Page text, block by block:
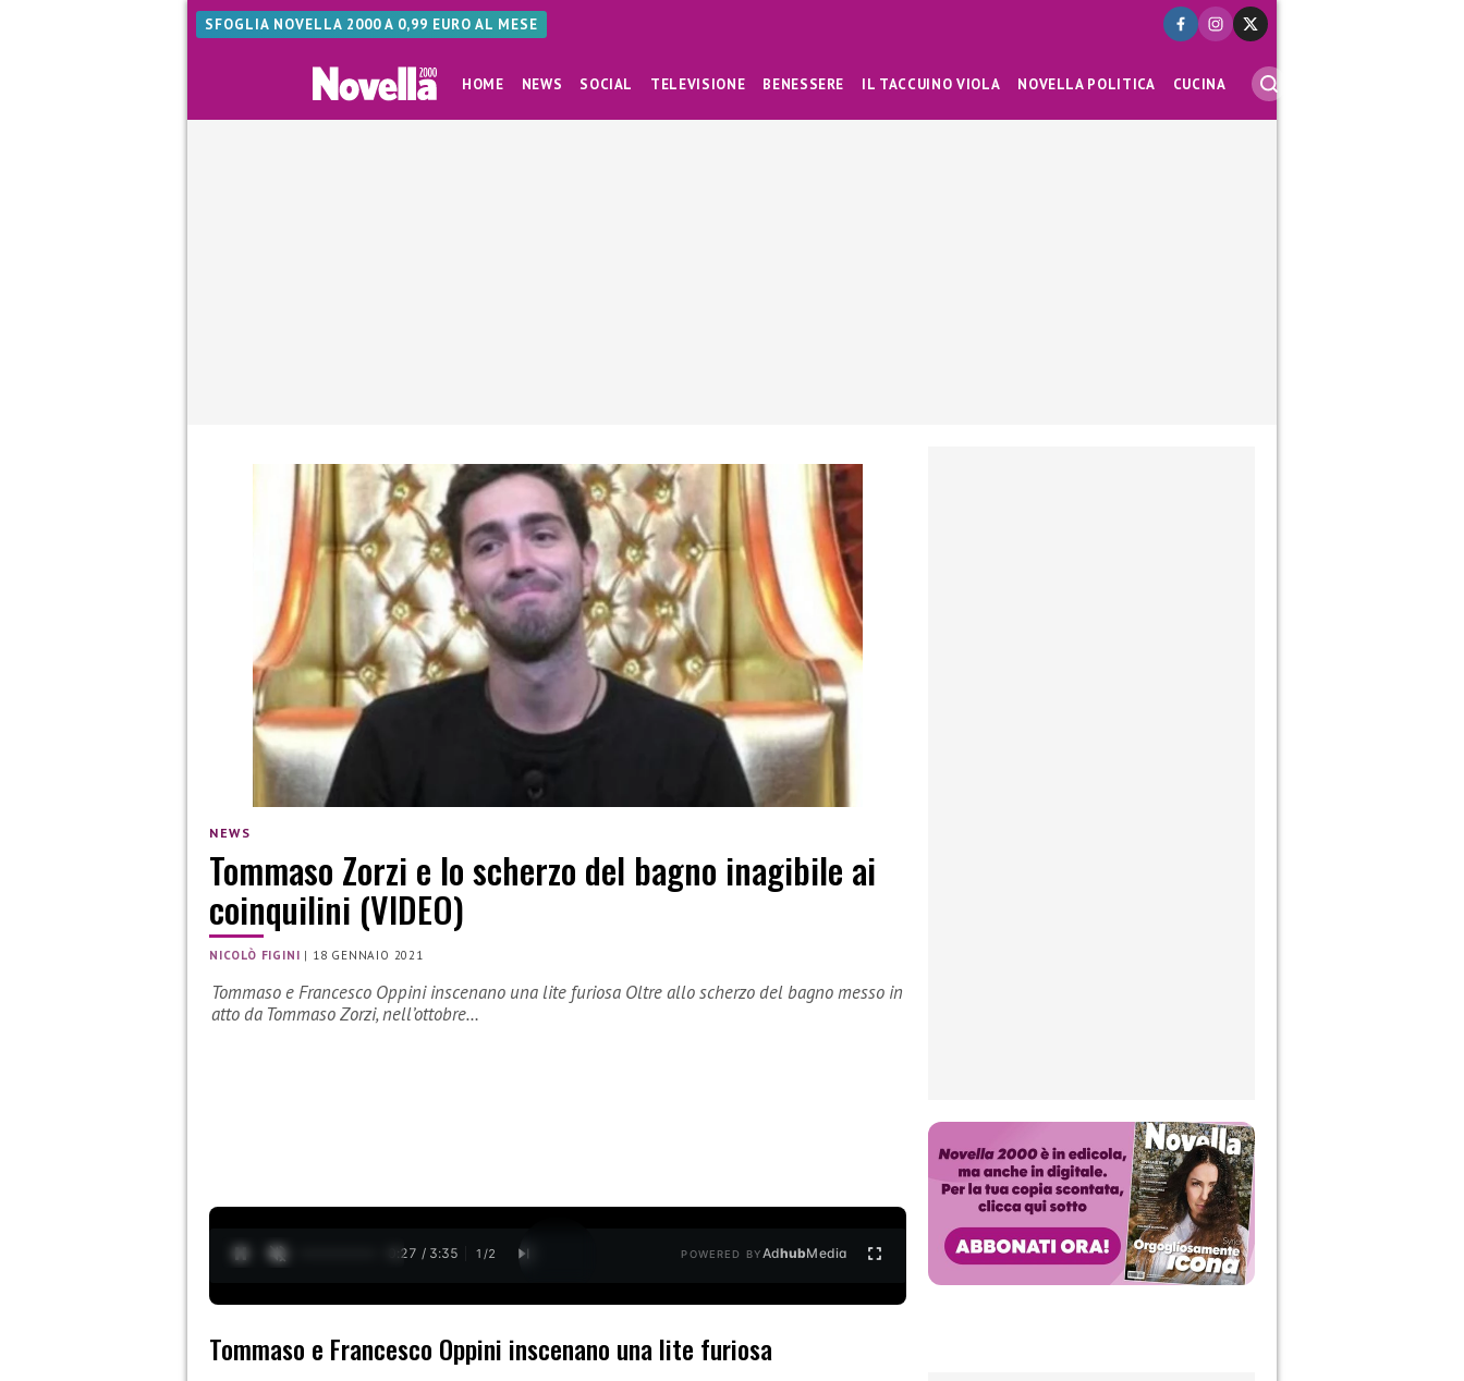
SFOGLIA NOVELLA 2000 A 0,99 EURO AL MESE
HOME NEWS SOCIAL TELEVISIONE BENESSERE IL TACCUINO VIOLA NOVELLA POLITICA CUCINA
NEWS
Tommaso Zorzi e lo scherzo del bagno inagibile ai
coinquilini (VIDEO)
NICOLÒ FIGINI | 18 GENNAIO 2021
Tommaso e Francesco Oppini inscenano una lite furiosa Oltre allo scherzo del bagno messo in
atto da Tommaso Zorzi, nell’ottobre…
0:28 / 3:35 1 /2 POWERED BYAdhubMedia
Tommaso e Francesco Oppini inscenano una lite furiosa